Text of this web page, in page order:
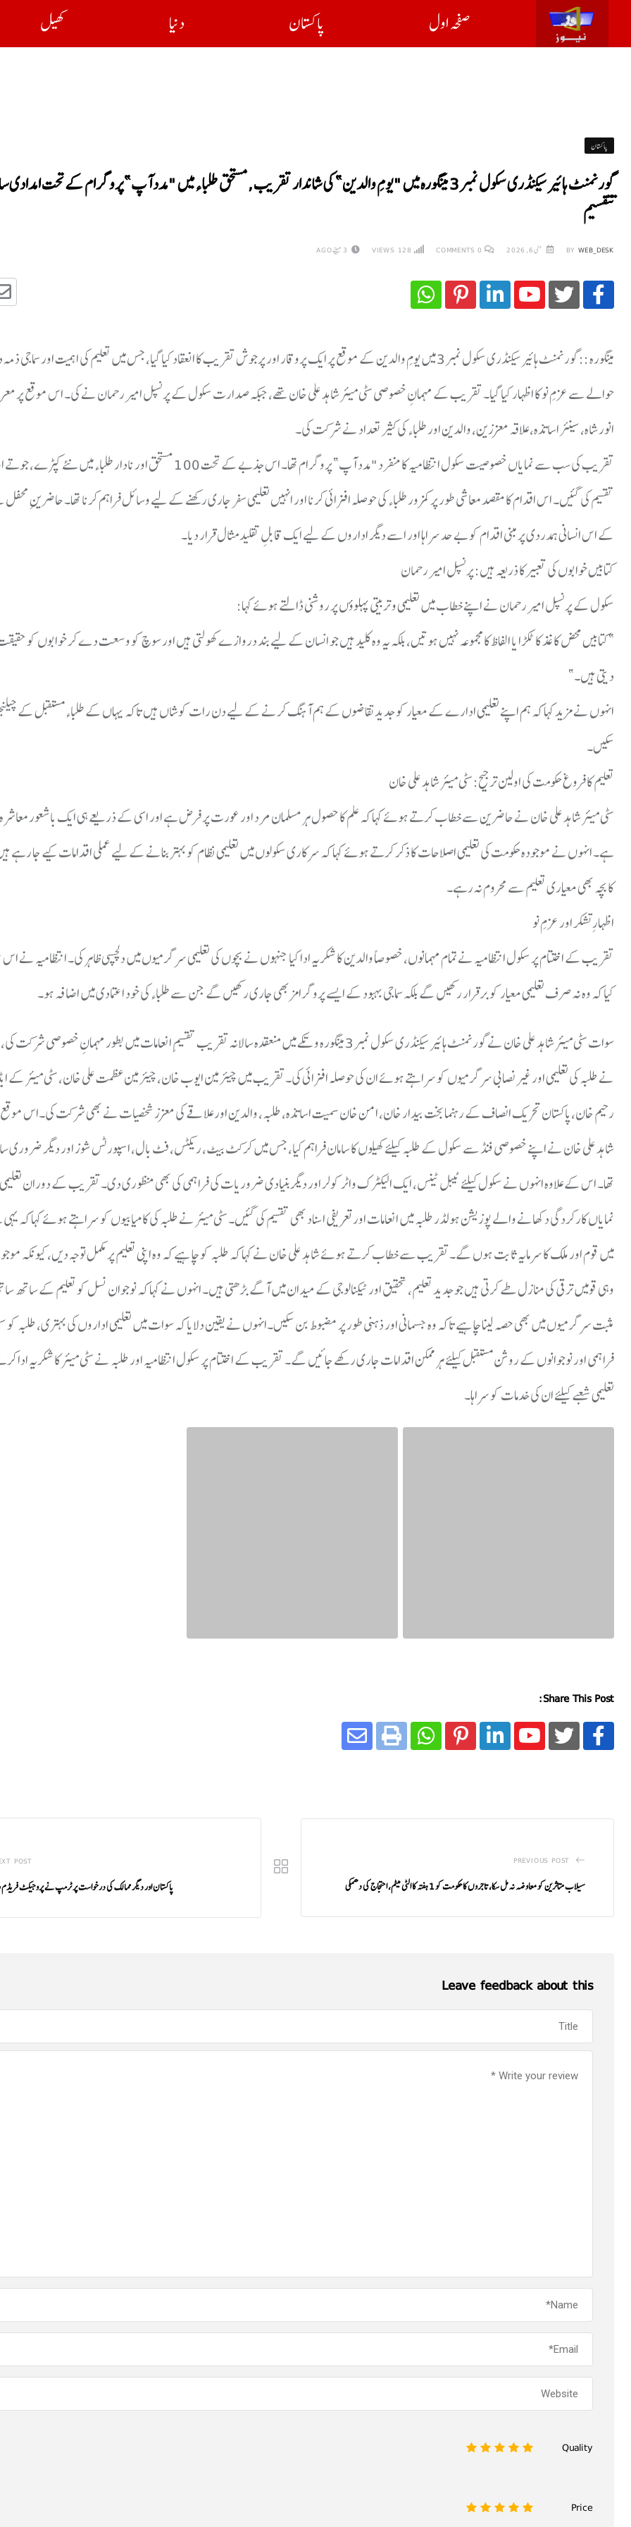
صفحہ اول پاکستان دنیا کھیل
پاکستان
گورنمنٹ ہائیر سیکنڈری سکول نمبر 3 مینگورہ میں "یومِ والدین” کی شاندار تقریب,مستحق طلباء میں "مدد آپ” پروگرام کے تحت
تتقسیم
BY WEB_DESK مئی 6, 2026 0
COMMENTS
128 3 مہینے AGO
​مینگورہ :: گورنمنٹ ہائیر سیکنڈری سکول نمبر 3 میں یومِ والدین کے موقع پر ایک پروقار اور پرجوش تقریب کا انعقاد کیا گیا، جس میں تعلیم کی اہمیت اور
حوالے سے عزمِ نو کا اظہار کیا گیا۔ تقریب کے مہمانِ خصوصی سٹی میئر شاہد علی خان تھے، جبکہ صدارت سکول کے پرنسپل امیر رحمان نے کی۔ اس موقع پر
انور شاہ، سینئر اساتذہ، علاقہ معززین، والدین اور طلباء کی کثیر تعداد نے شرکت کی۔
​تقریب کی سب سے نمایاں خصوصیت سکول انتظامیہ کا منفرد "مدد آپ” پروگرام تھا۔ اس جذبے کے تحت 100 مستحق اور نادار طلباء
تقسیم کی گئیں۔ اس اقدام کا مقصد معاشی طور پر کمزور طلباء کی حوصلہ افزائی کرنا اور انہیں تعلیمی سفر جاری رکھنے کے لیے وسائل فراہم کرنا تھا۔ حاضرینِ محفل
کے اس انسانی ہمدردی پر مبنی اقدام کو بے حد سراہا اور اسے دیگر اداروں کے لیے ایک قابلِ تقلید مثال قرار دیا۔
​کتابیں خوابوں کی تعبیر کا ذریعہ ہیں: پرنسپل امیر رحمان
​سکول کے پرنسپل امیر رحمان نے اپنے خطاب میں تعلیمی و تربیتی پہلوؤں پر روشنی ڈالتے ہوئے کہا:
​”کتابیں محض کاغذ کا ٹکڑا یا الفاظ کا مجموعہ نہیں ہوتیں، بلکہ یہ وہ کلید ہیں جو انسان کے لیے بند دروازے کھولتی ہیں اور سوچ کو وسعت دے کر خوابوں کو
دیتی ہیں۔”
​انہوں نے مزید کہا کہ ہم اپنے تعلیمی ادارے کے معیار کو جدید تقاضوں کے ہم آہنگ کرنے کے لیے دن رات کوشاں ہیں تاکہ یہاں کے طلباء مستقبل کے چیلنجز
سکیں۔
​تعلیم کا فروغ حکومت کی اولین ترجیح: سٹی میئر شاہد علی خان
​سٹی میئر شاہد علی خان نے حاضرین سے خطاب کرتے ہوئے کہا کہ علم کا حصول ہر مسلمان مرد اور عورت پر فرض ہے اور اسی کے ذریعے ہی ایک باشعور معاشرہ
ہے۔ انہوں نے موجودہ حکومت کی تعلیمی اصلاحات کا ذکر کرتے ہوئے کہا کہ سرکاری سکولوں میں تعلیمی نظام کو بہتر بنانے کے لیے عملی اقدامات کیے جا رہے
کا بچہ بھی معیاری تعلیم سے محروم نہ رہے۔
​اظہارِ تشکر اور عزمِ نو
​تقریب کے اختتام پر سکول انتظامیہ نے تمام مہمانوں، خصوصاً والدین کا شکریہ ادا کیا جنہوں نے بچوں کی تعلیمی سرگرمیوں میں دلچسپی ظاہر کی۔ انتظامیہ نے اس
کیا کہ وہ نہ صرف تعلیمی معیار کو برقرار رکھیں گے بلکہ سماجی بہبود کے ایسے پروگرامز بھی جاری رکھیں گے جن سے طلباء کی خود اعتمادی میں اضافہ ہو۔
سوات سٹی میئر شاہد علی خان نے گورنمنٹ ہائیر سیکنڈری سکول نمبر 3 مینگورہ وتکے میں منعقدہ سالانہ تقریب تقسیمِ انعامات میں بطور مہمانِ
نے طلبہ کی تعلیمی اور غیر نصابی سرگرمیوں کو سراہتے ہوئے ان کی حوصلہ افزائی کی۔تقریب میں چیئرمین ایوب خان، چیئرمین عظمت علی خان، سٹی میئر کے
رحیم خان،پاکستان تحریک انصاف کے رہنما بخت بیدار خان، امن خان سمیت اساتذہ، طلبہ، والدین اور علاقے کی معزز شخصیات نے بھی شرکت کی۔اس موقع
شاہد علی خان نے اپنے خصوصی فنڈ سے سکول کے طلبہ کیلئے کھیلوں کا سامان فراہم کیا، جس میں کرکٹ بیٹ، ریکٹس، فٹ بال، اسپورٹس شوز اور دیگر ضروری
تھا۔ اس کے علاوہ انہوں نے سکول کیلئے ٹیبل ٹینس، ایک الیکٹرک واٹر کولر اور دیگر بنیادی ضروریات کی فراہمی کی بھی منظوری دی۔تقریب کے دوران
نمایاں کارکردگی دکھانے والے پوزیشن ہولڈر طلبہ میں انعامات اور تعریفی اسناد بھی تقسیم کی گئیں۔ سٹی میئر نے طلبہ کی کامیابیوں کو سراہتے ہوئے کہا کہ
میں قوم اور ملک کا سرمایہ ثابت ہوں گے۔تقریب سے خطاب کرتے ہوئے شاہد علی خان نے کہا کہ طلبہ کو چاہیے کہ وہ اپنی تعلیم پر مکمل توجہ دیں، کیونکہ
وہی قومیں ترقی کی منازل طے کرتی ہیں جو جدید تعلیم، تحقیق اور ٹیکنالوجی کے میدان میں آگے بڑھتی ہیں۔ انہوں نے کہا کہ نوجوان نسل کو تعلیم کے ساتھ
مثبت سرگرمیوں میں بھی حصہ لینا چاہیے تاکہ وہ جسمانی اور ذہنی طور پر مضبوط بن سکیں۔انہوں نے یقین دلایا کہ سوات میں تعلیمی اداروں کی بہتری، طلبہ کو
فراہمی اور نوجوانوں کے روشن مستقبل کیلئے ہر ممکن اقدامات جاری رکھے جائیں گے۔ تقریب کے اختتام پر سکول انتظامیہ اور طلبہ نے سٹی میئر کا شکریہ ادا
تعلیمی شعبے کیلئے ان کی خدمات کو سراہا۔
Quality
Price
5
4
3
2
Service
5
4
3
2